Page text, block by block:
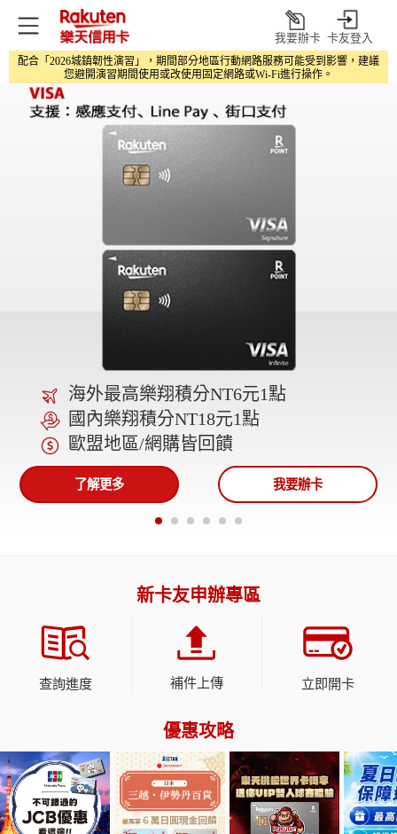
打
開
我要辦卡 卡友登入
配合「2026城鎮韌性演習」，期間部分地區行動網路服務可能受到影響，建議
您避開演習期間使用或改使用固定網路或Wi‑Fi進行操作。
海外最高樂翔積分NT6元1點
國內樂翔積分NT18元1點
歐盟地區/網購皆回饋
了解更多 我要辦卡
新卡友申辦專區
查詢進度 補件上傳 立即開卡
優惠攻略